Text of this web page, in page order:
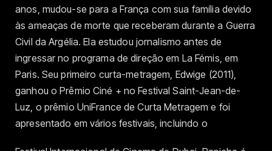
anos, mudou-se para a França com sua família devido
às ameaças de morte que receberam durante a Guerra
Civil da Argélia. Ela estudou jornalismo antes de
ingressar no programa de direção em La Fémis, em
Paris. Seu primeiro curta-metragem, Edwige (2011),
ganhou o Prêmio Ciné + no Festival Saint-Jean-de-
Luz, o prêmio UniFrance de Curta Metragem e foi
apresentado em vários festivais, incluindo o